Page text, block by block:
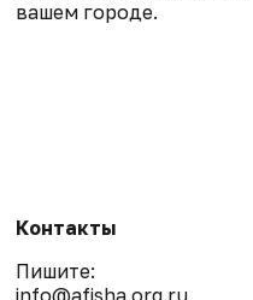
вашем городе.
Контакты
Пишите: